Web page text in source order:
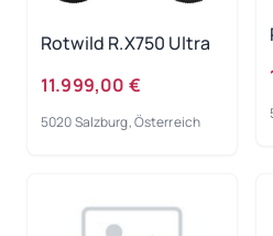
Rotwild R.X750 Ultra
11.999,00 €
5020 Salzburg, Österreich